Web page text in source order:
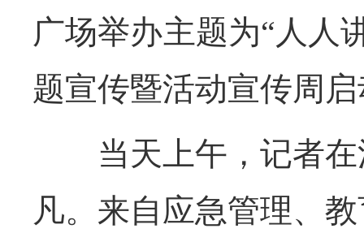
广场举办主题为“人人
题宣传暨活动宣传周
当天上午，记者在
凡。来自应急管理、